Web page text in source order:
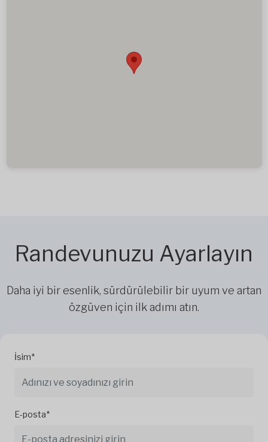
Randevunuzu Ayarlayın
Daha iyi bir esenlik, sürdürülebilir bir uyum ve artan
özgüven için ilk adımı atın.
İsim*
E-posta*